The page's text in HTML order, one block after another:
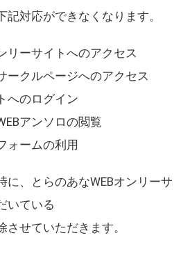
対応ができなくなります。
リーサイトへのアクセス
ークルページへのアクセス
へのログイン
アンソロの閲覧
ォームの利用
に、とらのあなWEBオンリーサ
いている
せていただきます。